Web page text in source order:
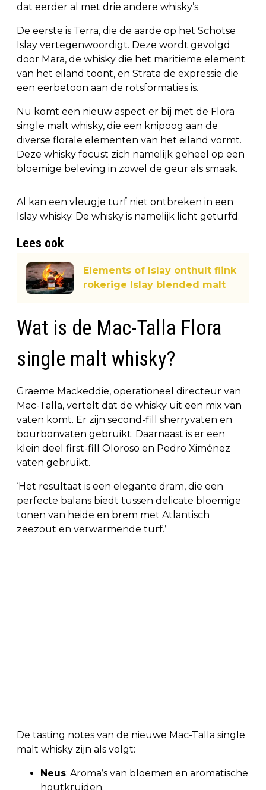
dat eerder al met drie andere whisky’s.
De eerste is Terra, die de aarde op het Schotse
Islay vertegenwoordigt. Deze wordt gevolgd
door Mara, de whisky die het maritieme element
van het eiland toont, en Strata de expressie die
een eerbetoon aan de rotsformaties is.
Nu komt een nieuw aspect er bij met de Flora
single malt whisky, die een knipoog aan de
diverse florale elementen van het eiland vormt.
Deze whisky focust zich namelijk geheel op een
bloemige beleving in zowel de geur als smaak.
Al kan een vleugje turf niet ontbreken in een
Islay whisky. De whisky is namelijk licht geturfd.
Lees ook
Elements of Islay onthult flink
rokerige Islay blended malt
Wat is de Mac-Talla Flora
single malt whisky?
Graeme Mackeddie, operationeel directeur van
Mac-Talla, vertelt dat de whisky uit een mix van
vaten komt. Er zijn second-fill sherryvaten en
bourbonvaten gebruikt. Daarnaast is er een
klein deel first-fill Oloroso en Pedro Ximénez
vaten gebruikt.
‘Het resultaat is een elegante dram, die een
perfecte balans biedt tussen delicate bloemige
tonen van heide en brem met Atlantisch
zeezout en verwarmende turf.’
De tasting notes van de nieuwe Mac-Talla single
malt whisky zijn als volgt:
Neus: Aroma’s van bloemen en aromatische
houtkruiden.